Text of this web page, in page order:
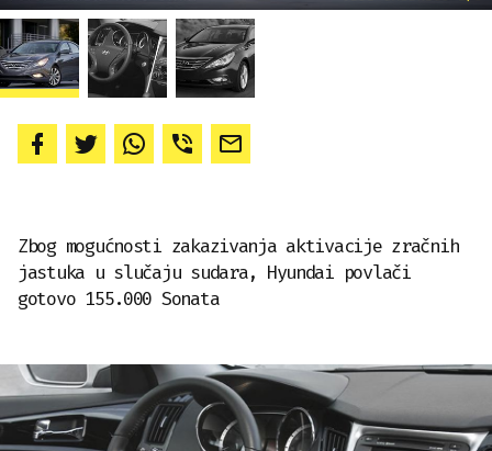
Zbog mogućnosti zakazivanja aktivacije zračnih
jastuka u slučaju sudara, Hyundai povlači
gotovo 155.000 Sonata